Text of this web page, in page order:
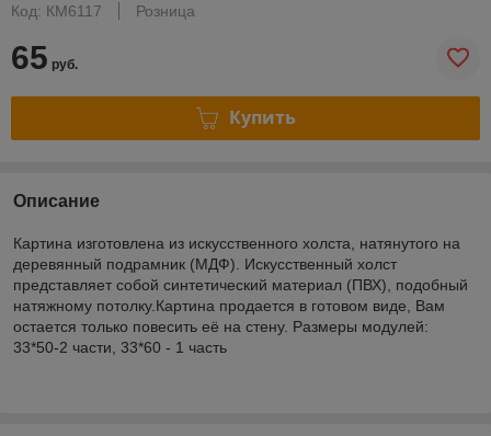
Код: КМ6117
Розница
65 руб.
Купить
Описание
Картина изготовлена из искусственного холста, натянутого на
деревянный подрамник (МДФ). Искусственный холст
представляет собой синтетический материал (ПВХ), подобный
натяжному потолку.Картина продается в готовом виде, Вам
остается только повесить её на стену. Размеры модулей:
33*50-2 части, 33*60 - 1 часть